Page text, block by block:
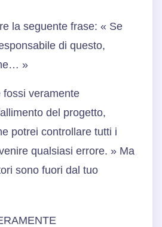
la seguente frase: « Se
di questo,
»
veramente
del progetto,
potrei controllare tutti i
qualsiasi errore. » Ma
sono fuori dal tuo